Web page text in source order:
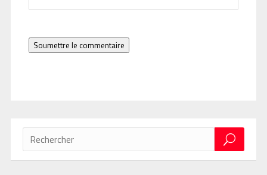
Soumettre le commentaire